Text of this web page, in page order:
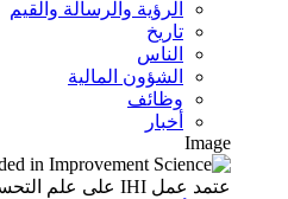
الرؤية والرسالة والقيم
تاريخ
الناس
الشؤون المالية
وظائف
أخبار
Image
عتمد عمل IHI على علم التحسين